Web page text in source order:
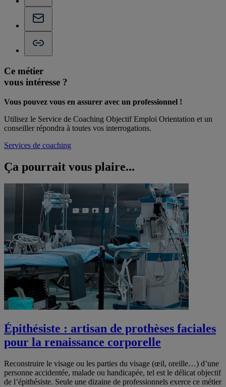
Ce métier
vous intéresse ?
Vous pouvez vous en assurer avec un professionnel !
Utilisez le Service de Coaching Objectif Emploi Orientation et un
conseiller répondra à toutes vos interrogations.
Services de coaching
Ça pourrait vous plaire...
Épithésiste : artisan de prothèses faciales
pour la renaissance corporelle
Reconstruire le visage ou les parties du visage (œil, oreille…) d’une
personne accidentée, malade ou handicapée, tel est le délicat objectif
de l’épithésiste. Seule une dizaine de professionnels exerce ce métier